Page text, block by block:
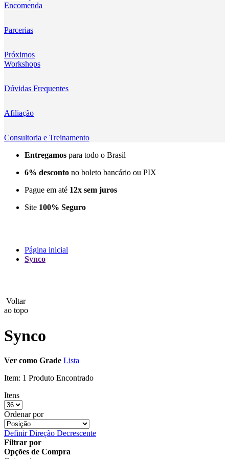
Kingma
Lensmingle
LiRen
Litepanels
LoveFoto
LowePro
Lumitecfoto
MAMEN
NingBo Bolun
Photo Facility
Encomenda
Parcerias
Próximos
Workshops
Dúvidas Frequentes
Afiliação
Consultoria e Treinamento
Entregamos para todo o Brasil
6% desconto no boleto bancário ou PIX
Pague em até 12x sem juros
Site 100% Seguro
Página inicial
Synco
Voltar
ao topo
Synco
Ver como Grade Lista
Item: 1 Produto Encontrado
Itens
Ordenar por
Definir Direção Decrescente
Filtrar por
Opções de Compra